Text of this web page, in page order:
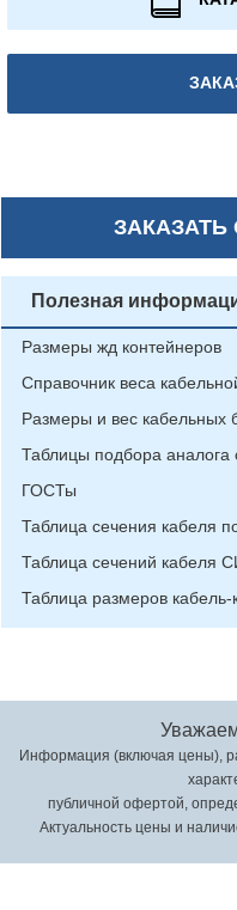
ЗАКАЗАТЬ
Полезная
Размеры жд контейнеров
Справочник веса
Размеры и вес кабельных
Таблицы подбора аналога
ГОСТы
Таблица сечения кабеля
Таблица сечений кабеля
Таблица размеров кабель-
Информация (включая цены),
публичной офертой,
Актуальность цены и